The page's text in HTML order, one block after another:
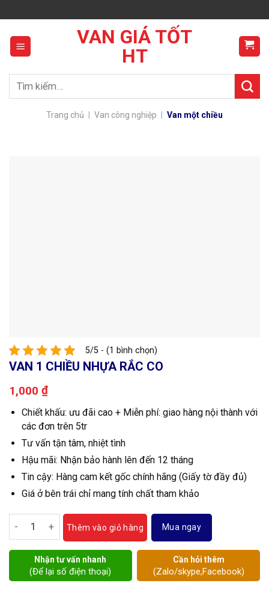
to
content
VAN GIÁ TỐT
HT
Tìm
Trang chủ Van công nghiệp Van một chiều
5/5 - (1 bình chọn)
VAN 1 CHIỀU NHỰA RẮC CO
1,000 ₫
Chiết khấu: ưu đãi cao + Miễn phí: giao hàng nội thành với
các đơn trên 5tr
Tư vấn tận tâm, nhiệt tình
Hậu mãi: Nhận bảo hành lên đến 12 tháng
Tin cậy: Hàng cam kết gốc chính hãng (Giấy tờ đầy đủ)
Giá ở bên trái chỉ mang tính chất tham khảo
Van 1 chiều nhựa rắc co số lượng
Thêm vào giỏ hàng Mua ngay
Nhận tư vấn nhanh
(Để lại số điện thoại)
Cần hỏi thêm
(Zalo/skype,Facebook)